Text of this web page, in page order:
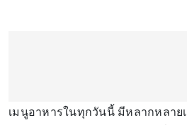
เมนูอาหารในทุกวันนี้ มีหลากหลาย